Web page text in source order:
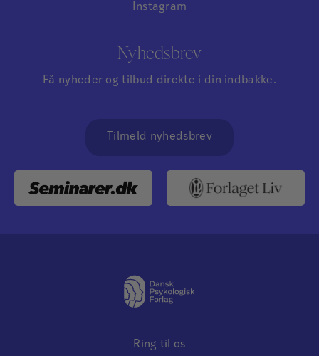
Instagram
Nyhedsbrev
Få nyheder og tilbud direkte i din indbakke.
Tilmeld nyhedsbrev
Ring til os